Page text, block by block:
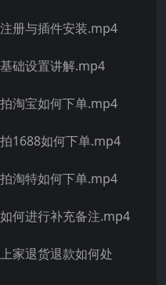
册与插件安装.mp4
础设置讲解.mp4
淘宝如何下单.mp4
1688如何下单.mp4
淘特如何下单.mp4
何进行补充备注.mp4
家退货退款如何处